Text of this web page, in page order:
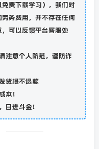
费下载学习），我们对
务费用，并不存在任何
可以反馈平台客服处
注意个人防范，谨防诈
货概不退款
本！
日进斗金！